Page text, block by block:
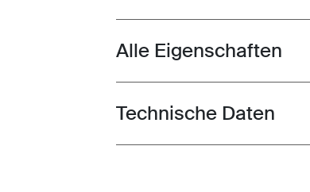
Toggle features
Alle Eigenschaften
Toggle techspec
Technische Daten